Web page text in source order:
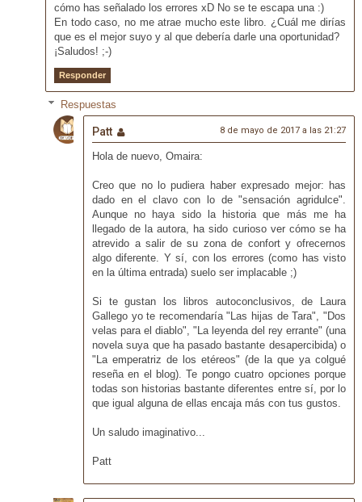
cómo has señalado los errores xD No se te escapa una :)
En todo caso, no me atrae mucho este libro. ¿Cuál me dirías
que es el mejor suyo y al que debería darle una oportunidad?
¡Saludos! ;-)
Responder
Respuestas
Patt 8 de mayo de 2017 a las 21:27
Hola de nuevo, Omaira:
Creo que no lo pudiera haber expresado mejor: has
dado en el clavo con lo de "sensación agridulce".
Aunque no haya sido la historia que más me ha
llegado de la autora, ha sido curioso ver cómo se ha
atrevido a salir de su zona de confort y ofrecernos
algo diferente. Y sí, con los errores (como has visto
en la última entrada) suelo ser implacable ;)
Si te gustan los libros autoconclusivos, de Laura
Gallego yo te recomendaría "Las hijas de Tara", "Dos
velas para el diablo", "La leyenda del rey errante" (una
novela suya que ha pasado bastante desapercibida) o
"La emperatriz de los etéreos" (de la que ya colgué
reseña en el blog). Te pongo cuatro opciones porque
todas son historias bastante diferentes entre sí, por lo
que igual alguna de ellas encaja más con tus gustos.
Un saludo imaginativo...
Patt